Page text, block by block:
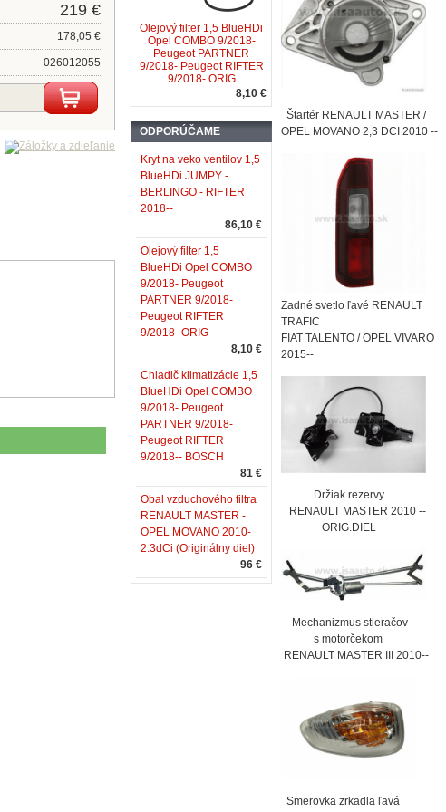
219 €
178,05 €
026012055
Olejový filter 1,5 BlueHDi
Opel COMBO 9/2018-
Peugeot PARTNER
9/2018- Peugeot RIFTER
9/2018- ORIG
8,10 €
ODPORÚČAME
Kryt na veko ventilov 1,5
BlueHDi JUMPY -
BERLINGO - RIFTER
2018--
86,10 €
Olejový filter 1,5
BlueHDi Opel COMBO
9/2018- Peugeot
PARTNER 9/2018-
Peugeot RIFTER
9/2018- ORIG
8,10 €
Chladič klimatizácie 1,5
BlueHDi Opel COMBO
9/2018- Peugeot
PARTNER 9/2018-
Peugeot RIFTER
9/2018-- BOSCH
81 €
Obal vzduchového filtra
RENAULT MASTER -
OPEL MOVANO 2010-
2.3dCi (Originálny diel)
96 €
Štartér RENAULT MASTER /
OPEL MOVANO 2,3 DCI 2010 --
Zadné svetlo ľavé RENAULT
TRAFIC
FIAT TALENTO / OPEL VIVARO
2015--
Držiak rezervy
RENAULT MASTER 2010 --
ORIG.DIEL
Mechanizmus stieračov
s motorčekom
RENAULT MASTER III 2010--
Smerovka zrkadla ľavá